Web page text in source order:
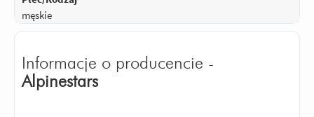
męskie
Informacje o producencie -
Alpinestars